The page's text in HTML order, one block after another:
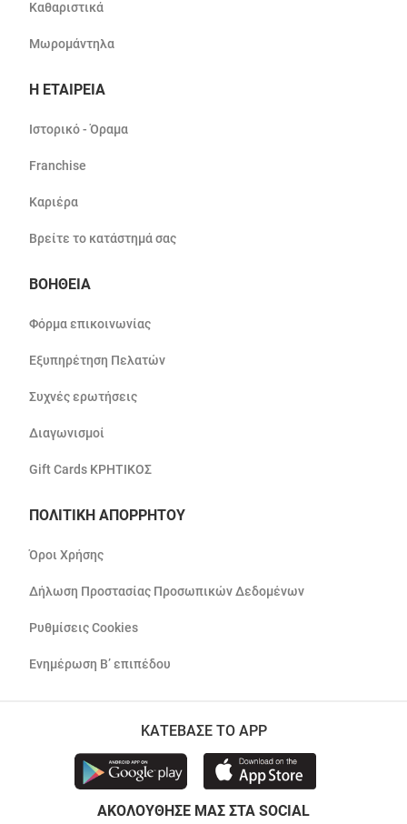
Καθαριστικά
Μωρομάντηλα
Η ΕΤΑΙΡΕΙΑ
Ιστορικό - Όραμα
Franchise
Καριέρα
Βρείτε το κατάστημά σας
ΒΟΗΘΕΙΑ
Φόρμα επικοινωνίας
Εξυπηρέτηση Πελατών
Συχνές ερωτήσεις
Διαγωνισμοί
Gift Cards ΚΡΗΤΙΚΟΣ
ΠΟΛΙΤΙΚΗ ΑΠΟΡΡΗΤΟΥ
Όροι Χρήσης
Δήλωση Προστασίας Προσωπικών Δεδομένων
Ρυθμίσεις Cookies
Ενημέρωση Β’ επιπέδου
ΚΑΤΕΒΑΣΕ ΤΟ APP
ΑΚΟΛΟΥΘΗΣΕ ΜΑΣ ΣΤΑ SOCIAL